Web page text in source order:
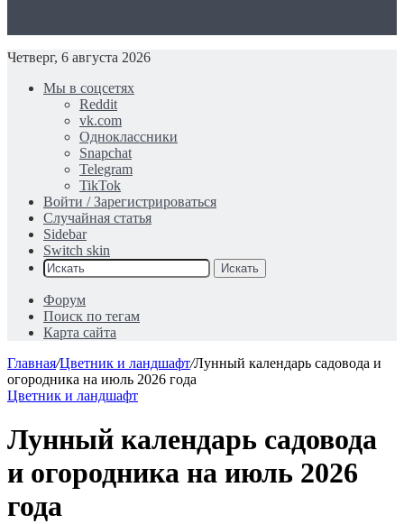
Четверг, 6 августа 2026
Мы в соцсетях
Reddit
vk.com
Одноклассники
Snapchat
Telegram
TikTok
Войти / Зарегистрироваться
Случайная статья
Sidebar
Switch skin
Искать
Форум
Поиск по тегам
Карта сайта
Главная/Цветник и ландшафт/Лунный календарь садовода и
огородника на июль 2026 года
Цветник и ландшафт
Лунный календарь садовода
и огородника на июль 2026
года